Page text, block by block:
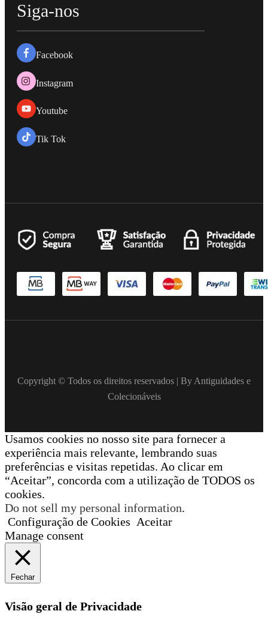
Siga-nos
Facebook
Instagram
Youtube
Tik Tok
Copyright © Todos os direitos reservados | By Antiguidades e
Colecionáveis
Usamos cookies no nosso site para fornecer a
experiência mais relevante, lembrando suas
preferências e visitas repetidas. Ao clicar em
“Aceitar”, concorda com a utilização de TODOS os
cookies.
Do not sell my personal information.
Configuração de Cookies Aceitar
Manage consent
Fechar
Visão geral de Privacidade